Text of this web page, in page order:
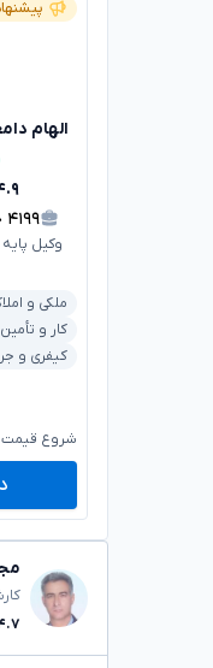
الهام
۴۱۹۹
وکیل
ملکی و
کار و
کیفری و
شروع قیمت